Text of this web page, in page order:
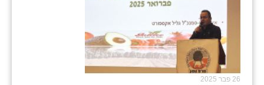
26 פבר 2025